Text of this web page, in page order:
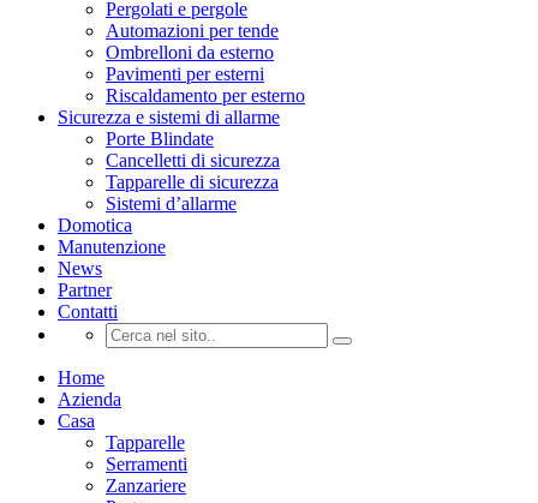
Pergolati e pergole
Automazioni per tende
Ombrelloni da esterno
Pavimenti per esterni
Riscaldamento per esterno
Sicurezza e sistemi di allarme
Porte Blindate
Cancelletti di sicurezza
Tapparelle di sicurezza
Sistemi d’allarme
Domotica
Manutenzione
News
Partner
Contatti
Home
Azienda
Casa
Tapparelle
Serramenti
Zanzariere